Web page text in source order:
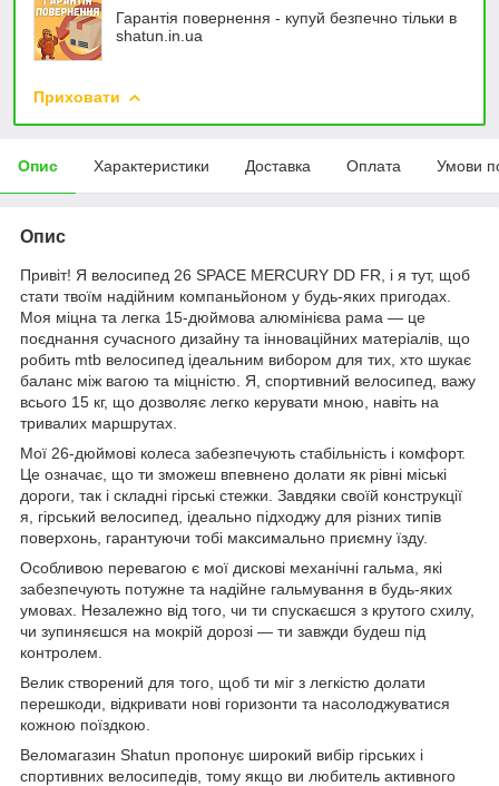
Гарантія повернення - купуй безпечно тільки в
shatun.in.ua
Приховати
Опис Характеристики Доставка Оплата Умови
Опис
Привіт! Я велосипед 26 SPACE MERCURY DD FR, і я тут, щоб
стати твоїм надійним компаньйоном у будь-яких пригодах.
Моя міцна та легка 15-дюймова алюмінієва рама — це
поєднання сучасного дизайну та інноваційних матеріалів, що
робить mtb велосипед ідеальним вибором для тих, хто шукає
баланс між вагою та міцністю. Я, спортивний велосипед, важу
всього 15 кг, що дозволяє легко керувати мною, навіть на
тривалих маршрутах.
Мої 26-дюймові колеса забезпечують стабільність і комфорт.
Це означає, що ти зможеш впевнено долати як рівні міські
дороги, так і складні гірські стежки. Завдяки своїй конструкції
я, гірський велосипед, ідеально підходжу для різних типів
поверхонь, гарантуючи тобі максимально приємну їзду.
Особливою перевагою є мої дискові механічні гальма, які
забезпечують потужне та надійне гальмування в будь-яких
умовах. Незалежно від того, чи ти спускаєшся з крутого схилу,
чи зупиняєшся на мокрій дорозі — ти завжди будеш під
контролем.
Велик створений для того, щоб ти міг з легкістю долати
перешкоди, відкривати нові горизонти та насолоджуватися
кожною поїздкою.
Веломагазин Shatun пропонує широкий вибір гірських і
спортивних велосипедів, тому якщо ви любитель активного